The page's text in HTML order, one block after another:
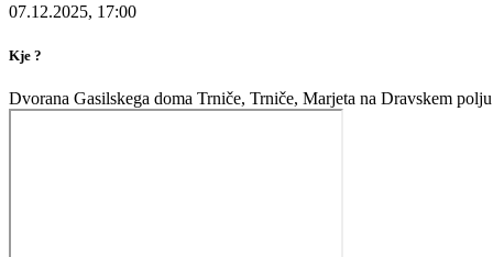
07.12.2025, 17:00
Kje ?
Dvorana Gasilskega doma Trniče, Trniče, Marjeta na Dravskem polju